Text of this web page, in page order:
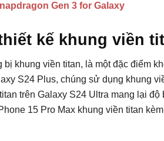
Gen 3 for Galaxy
kế khung viền
khung viền titan, là một đặc điểm
S24 Plus, chúng sử dụng khung
trên Galaxy S24 Ultra mang lại độ
15 Pro Max khung viền titan